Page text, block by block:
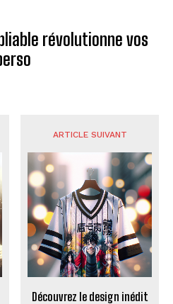
révolutionne vos
ARTICLE SUIVANT
Découvrez le design inédit